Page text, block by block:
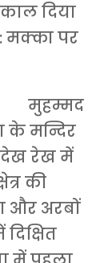
दिया
मक्का पर
मुहम्मद
मन्दिर
देख रेख में
की
और अरबों